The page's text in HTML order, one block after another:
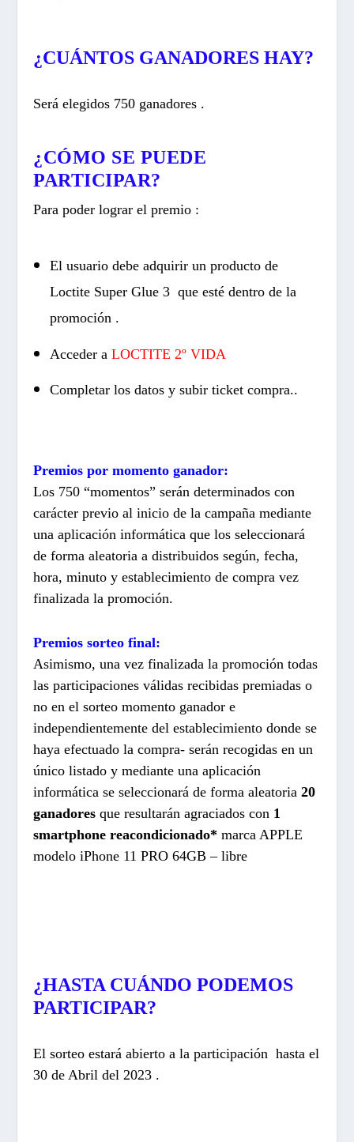
¿CUÁNTOS GANADORES HAY?
Será elegidos 750 ganadores .
¿CÓMO SE PUEDE
PARTICIPAR?
Para poder lograr el premio :
El usuario debe adquirir un producto de
Loctite Super Glue 3 que esté dentro de la
promoción .
Acceder a LOCTITE 2º VIDA
Completar los datos y subir ticket compra..
Premios por momento ganador:
Los 750 “momentos” serán determinados con
carácter previo al inicio de la campaña mediante
una aplicación informática que los seleccionará
de forma aleatoria a distribuidos según, fecha,
hora, minuto y establecimiento de compra vez
finalizada la promoción.
Premios sorteo final:
Asimismo, una vez finalizada la promoción todas
las participaciones válidas recibidas premiadas o
no en el sorteo momento ganador e
independientemente del establecimiento donde se
haya efectuado la compra- serán recogidas en un
único listado y mediante una aplicación
informática se seleccionará de forma aleatoria20
ganadores que resultarán agraciados con 1
smartphone reacondicionado* marca APPLE
modelo iPhone 11 PRO 64GB – libre
¿HASTA CUÁNDO PODEMOS
PARTICIPAR?
El sorteo estará abierto a la participación hasta el
30 de Abril del 2023 .